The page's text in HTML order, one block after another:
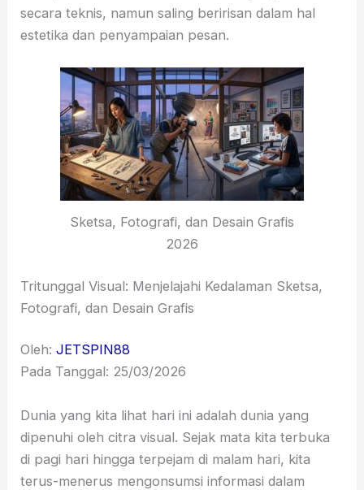
secara teknis, namun saling beririsan dalam hal
estetika dan penyampaian pesan.
Sketsa, Fotografi, dan Desain Grafis
2026
Tritunggal Visual: Menjelajahi Kedalaman Sketsa,
Fotografi, dan Desain Grafis
Oleh:JETSPIN88
Pada Tanggal: 25/03/2026
Dunia yang kita lihat hari ini adalah dunia yang
dipenuhi oleh citra visual. Sejak mata kita terbuka
di pagi hari hingga terpejam di malam hari, kita
terus-menerus mengonsumsi informasi dalam